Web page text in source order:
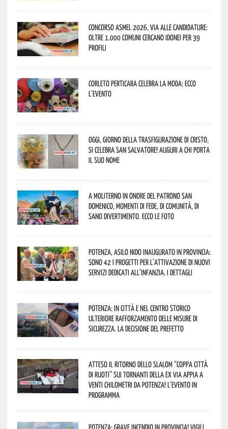
Concorso Asmel 2026, via alle candidature:
oltre 1.000 Comuni cercano idonei per 39
profili
Corleto Perticara celebra la moda: ecco
l’evento
Oggi, giorno della Trasfigurazione di Cristo,
si celebra San Salvatore! Auguri a chi porta
il suo nome
A Moliterno in onore del Patrono San
Domenico, momenti di fede, di comunità, di
sano divertimento. Ecco le foto
Potenza, asilo nido inaugurato in provincia:
sono 42 i progetti per l’attivazione di nuovi
servizi dedicati all’infanzia. I dettagli
Potenza: in città e nel centro storico
ulteriore rafforzamento delle misure di
sicurezza. La decisione del Prefetto
Atteso il ritorno dello slalom “Coppa Città
di Ruoti” sui tornanti della ex via Appia a
venti chilometri da Potenza! L’evento in
programma
Potenza: grave incendio in Provincia! Vigili